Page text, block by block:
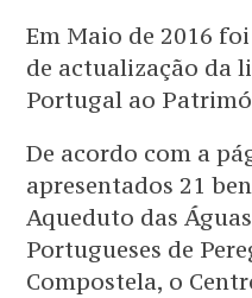
Em Maio de 2016
de actualização da
Portugal ao
De acordo com a
apresentados 21
Aqueduto das
Portugueses de
Compostela, o